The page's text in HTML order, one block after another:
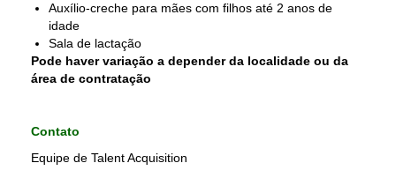
Auxílio-creche para mães com filhos até 2 anos de
idade
Sala de lactação
Pode haver variação a depender da localidade ou da
área de contratação
Contato
Equipe de Talent Acquisition